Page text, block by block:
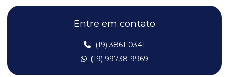
Construtora em araras sp
Construtora campinas
Construtora de casas em sp
Entre em contato
(19) 3861-0341
(19) 99738-9969